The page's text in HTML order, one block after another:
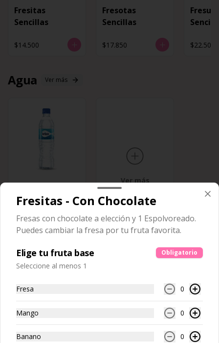
Fresitas
Sencillas
$14.500
Fresotas
Sencillas
$17.850 $22.500
Agua Ver más
$3.500
Ver más
Saludable Ver más
Fresitas - Con Chocolate
Fresas con chocolate a elección y 1 Espolvoreado.
Puedes cambiar la fresa por tu fruta favorita.
Elige tu fruta base Obligatorio
Seleccione al menos 1
Fresa 0
Mango 0
Banano 0